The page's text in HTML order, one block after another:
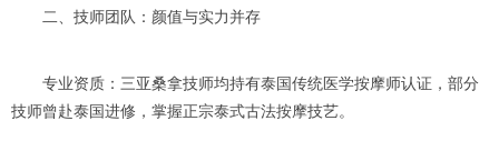
二、技师团队：颜值与实力并存
专业资质：三亚桑拿技师均持有泰国传统医学按摩师认证，部分
技师曾赴泰国进修，掌握正宗泰式古法按摩技艺。